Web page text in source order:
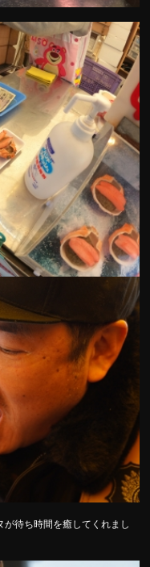
が待ち時間を癒してくれまし